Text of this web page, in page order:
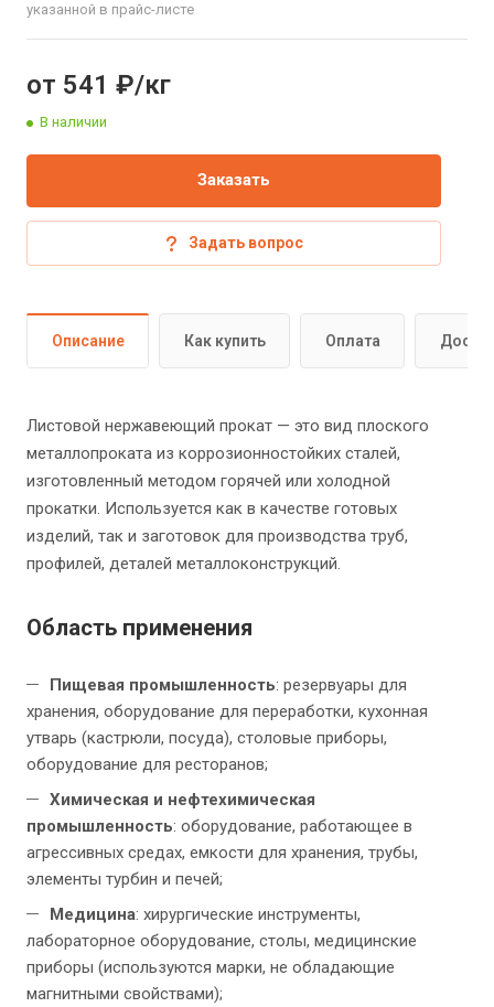
указанной в прайс-листе
от 541 ₽/кг
В наличии
Заказать
Задать вопрос
Описание Как купить Оплата
Листовой нержавеющий прокат — это вид плоского
металлопроката из коррозионностойких сталей,
изготовленный методом горячей или холодной
прокатки. Используется как в качестве готовых
изделий, так и заготовок для производства труб,
профилей, деталей металлоконструкций.
Область применения
Пищевая промышленность: резервуары для
хранения, оборудование для переработки, кухонная
утварь (кастрюли, посуда), столовые приборы,
оборудование для ресторанов;
Химическая и нефтехимическая
промышленность: оборудование, работающее в
агрессивных средах, емкости для хранения, трубы,
элементы турбин и печей;
Медицина: хирургические инструменты,
лабораторное оборудование, столы, медицинские
приборы (используются марки, не обладающие
магнитными свойствами);